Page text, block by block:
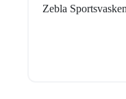
Zebla